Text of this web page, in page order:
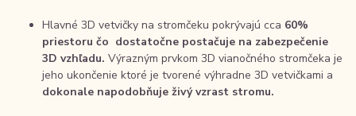
Hlavné 3D vetvičky na stromčeku pokrývajú cca 60%
priestoru čo dostatočne postačuje na zabezpečenie
3D vzhľadu.Výrazným prvkom 3D vianočného stromčeka je
jeho ukončenie ktoré je tvorené výhradne 3D vetvičkami a
dokonale napodobňuje živý vzrast stromu.